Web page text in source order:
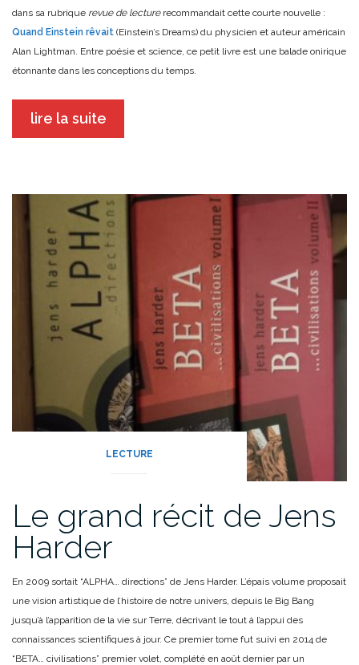
dans sa rubrique revue de lecturerecommandait cette courte nouvelle :
Quand Einstein rêvait (Einstein’s Dreams) du physicien et auteur américain
Alan Lightman. Entre poésie et science, ce petit livre est une balade onirique
étonnante dans les conceptions du temps.
lire la suite
LECTURE
Le grand récit de Jens
Harder
En 2009 sortait “ALPHA… directions” de Jens Harder. L’épais volume proposait
une vision artistique de l’histoire de notre univers, depuis le Big Bang
jusqu’à l’apparition de la vie sur Terre, décrivant le tout à l’appui des
connaissances scientifiques à jour. Ce premier tome fut suivi en 2014 de
“BETA… civilisations” premier volet, complété en août dernier par un